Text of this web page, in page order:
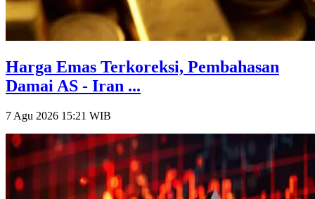
Harga Emas Terkoreksi, Pembahasan
Damai AS - Iran ...
7 Agu 2026 15:21 WIB